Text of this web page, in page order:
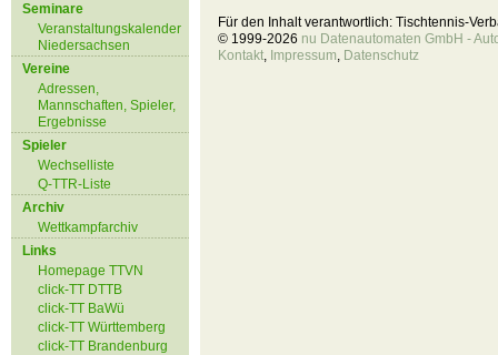
Seminare
Veranstaltungskalender
Niedersachsen
Vereine
Adressen,
Mannschaften, Spieler,
Ergebnisse
Spieler
Wechselliste
Q-TTR-Liste
Archiv
Wettkampfarchiv
Links
Homepage TTVN
click-TT DTTB
click-TT BaWü
click-TT Württemberg
click-TT Brandenburg
Für den Inhalt verantwortlich: Tischtennis-
© 1999-2026 nu Datenautomaten GmbH -
Kontakt, Impressum, Datenschutz